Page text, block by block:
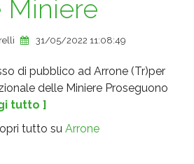
31/05/2022 11:08:49
di pubblico ad Arrone (Tr)per
delle Miniere Proseguono
tutto ]
tutto su Arrone